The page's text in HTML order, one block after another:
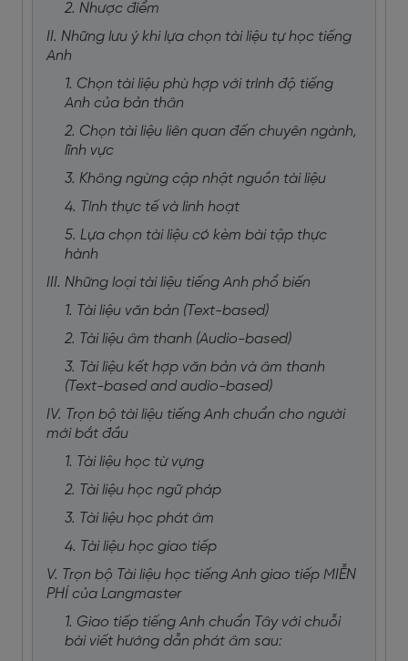
2. Nhược điểm
II. Những lưu ý khi lựa chọn tài liệu tự học tiếng
Anh
1. Chọn tài liệu phù hợp với trình độ tiếng
Anh của bản thân
2. Chọn tài liệu liên quan đến chuyên ngành,
lĩnh vực
3. Không ngừng cập nhật nguồn tài liệu
4. Tính thực tế và linh hoạt
5. Lựa chọn tài liệu có kèm bài tập thực
hành
III. Những loại tài liệu tiếng Anh phổ biến
1. Tài liệu văn bản (Text-based)
2. Tài liệu âm thanh (Audio-based)
3. Tài liệu kết hợp văn bản và âm thanh
(Text-based and audio-based)
IV. Trọn bộ tài liệu tiếng Anh chuẩn cho người
mới bắt đầu
1. Tài liệu học từ vựng
2. Tài liệu học ngữ pháp
3. Tài liệu học phát âm
4. Tài liệu học giao tiếp
V. Trọn bộ Tài liệu học tiếng Anh giao tiếp MIỄN
PHÍ của Langmaster
1. Giao tiếp tiếng Anh chuẩn Tây với chuỗi
bài viết hướng dẫn phát âm sau: